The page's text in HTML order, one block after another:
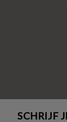
SCHRIJF